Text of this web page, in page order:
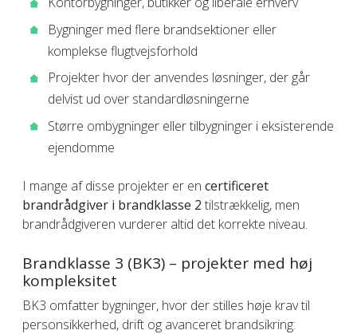
Bygninger med flere brandsektioner eller
komplekse flugtvejsforhold
Projekter hvor der anvendes løsninger, der går
delvist ud over standardløsningerne
Større ombygninger eller tilbygninger i eksisterende
ejendomme
I mange af disse projekter er en certificeret
brandrådgiver i brandklasse 2 tilstrækkelig, men
brandrådgiveren vurderer altid det korrekte niveau.
Brandklasse 3 (BK3) – projekter med høj
kompleksitet
BK3 omfatter bygninger, hvor der stilles høje krav til
personsikkerhed, drift og avanceret brandsikring: